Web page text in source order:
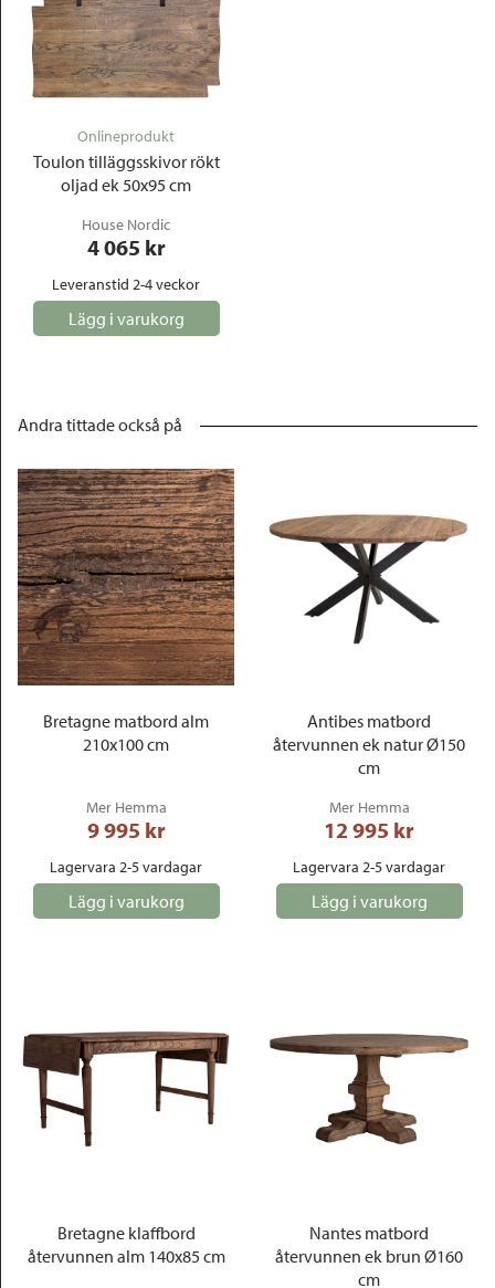
Toulon tilläggsskivor rökt
oljad ek 50x95 cm
Onlineprodukt
House Nordic
4 065 kr
Leveranstid 2-4 veckor
Lägg i varukorg
Andra tittade också på
Bretagne matbord alm
210x100 cm
Mer Hemma
9 995 kr
Lagervara 2-5 vardagar
Lägg i varukorg
Antibes matbord
återvunnen ek natur Ø150
cm
Mer Hemma
12 995 kr
Lagervara 2-5 vardagar
Lägg i varukorg
Bretagne klaffbord
återvunnen alm 140x85 cm
Nantes matbord
återvunnen ek brun Ø160
cm